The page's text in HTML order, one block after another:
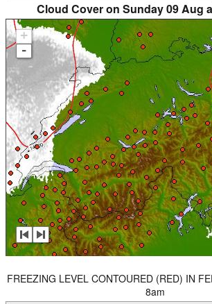
Cloud Cover on Sunday 09 Aug
+
-
FREEZING LEVEL CONTOURED (RED) IN
8am